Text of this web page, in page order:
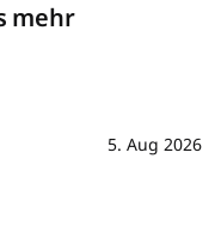
mehr
5. Aug 2026